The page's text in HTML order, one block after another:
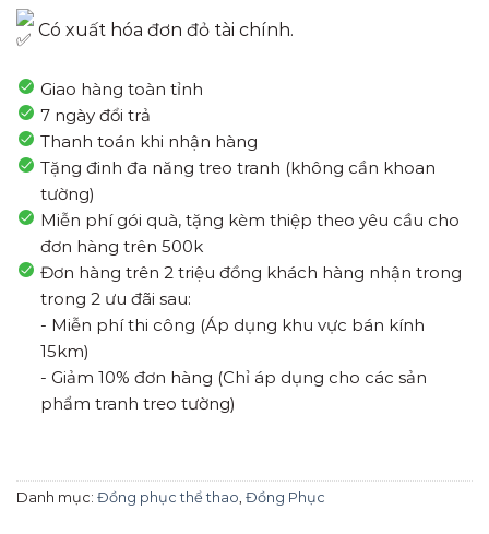
Có xuất hóa đơn đỏ tài chính.
Giao hàng toàn tỉnh
7 ngày đổi trả
Thanh toán khi nhận hàng
Tặng đinh đa năng treo tranh (không cần khoan
tường)
Miễn phí gói quà, tặng kèm thiệp theo yêu cầu cho
đơn hàng trên 500k
Đơn hàng trên 2 triệu đồng khách hàng nhận trong
trong 2 ưu đãi sau:
- Miễn phí thi công (Áp dụng khu vực bán kính
15km)
- Giảm 10% đơn hàng (Chỉ áp dụng cho các sản
phẩm tranh treo tường)
Danh mục: Đồng phục thể thao, Đồng Phục